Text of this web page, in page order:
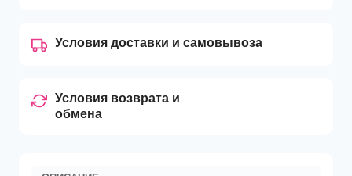
Условия доставки и самовывоза
Условия возврата и
обмена